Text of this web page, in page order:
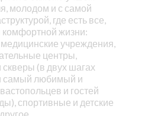
молодом и с самой
где есть все,
комфортной жизни:
учреждения,
центры,
скверы (в двух шагах
самый любимый и
и гостей
спортивные и детские